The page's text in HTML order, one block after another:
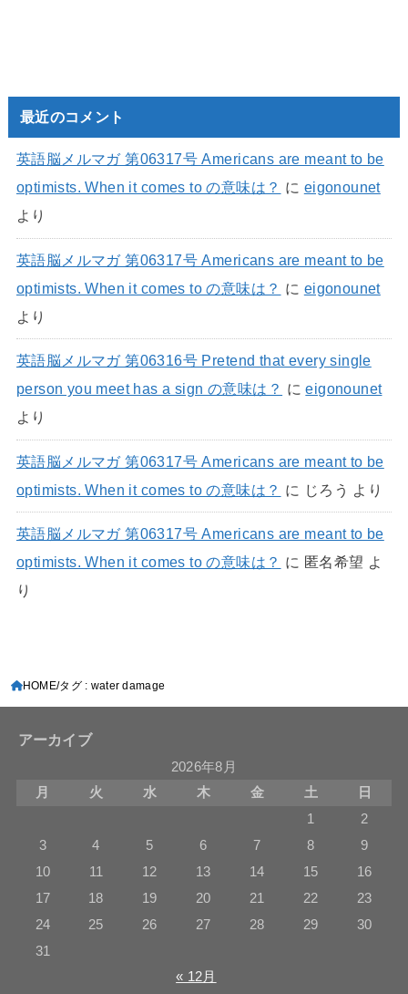
最近のコメント
英語脳メルマガ 第06317号 Americans are meant to be
optimists. When it comes to の意味は？ に eigonounet
より
英語脳メルマガ 第06317号 Americans are meant to be
optimists. When it comes to の意味は？ に eigonounet
より
英語脳メルマガ 第06316号 Pretend that every single
person you meet has a sign の意味は？ にeigonounet
より
英語脳メルマガ 第06317号 Americans are meant to be
optimists. When it comes to の意味は？ に じろう より
英語脳メルマガ 第06317号 Americans are meant to be
optimists. When it comes to の意味は？ に 匿名希望 よ
り
HOME タグ : water damage
アーカイブ
2026年8月
月
火 水 木 金 土
日
1
2
3
4 5 6 7 8
9
10
11 12 13 14 15
16
17
18 19 20 21 22
23
24
25 26 27 28 29
30
31
« 12月